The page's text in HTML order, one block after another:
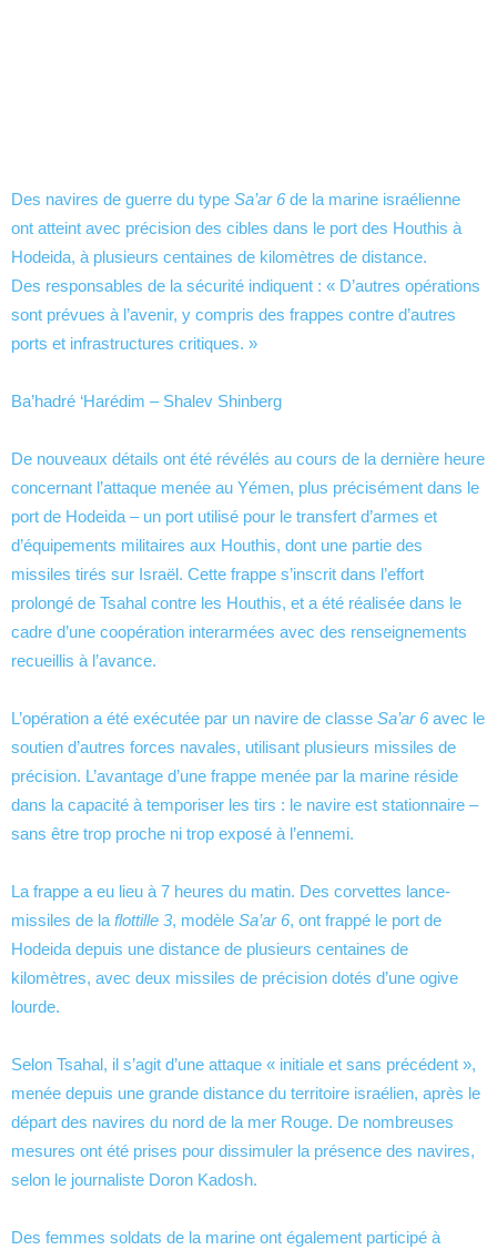
Des navires de guerre du type Sa’ar 6de la marine israélienne
ont atteint avec précision des cibles dans le port des Houthis à
Hodeida, à plusieurs centaines de kilomètres de distance.
Des responsables de la sécurité indiquent : « D’autres opérations
sont prévues à l’avenir, y compris des frappes contre d’autres
ports et infrastructures critiques. »
Ba’hadré ‘Harédim – Shalev Shinberg
De nouveaux détails ont été révélés au cours de la dernière heure
concernant l’attaque menée au Yémen, plus précisément dans le
port de Hodeida – un port utilisé pour le transfert d’armes et
d’équipements militaires aux Houthis, dont une partie des
missiles tirés sur Israël. Cette frappe s’inscrit dans l’effort
prolongé de Tsahal contre les Houthis, et a été réalisée dans le
cadre d’une coopération interarmées avec des renseignements
recueillis à l’avance.
L’opération a été exécutée par un navire de classe Sa’ar 6avec le
soutien d’autres forces navales, utilisant plusieurs missiles de
précision. L’avantage d’une frappe menée par la marine réside
dans la capacité à temporiser les tirs : le navire est stationnaire –
sans être trop proche ni trop exposé à l’ennemi.
La frappe a eu lieu à 7 heures du matin. Des corvettes lance-
missiles de la flottille 3, modèle Sa’ar 6, ont frappé le port de
Hodeida depuis une distance de plusieurs centaines de
kilomètres, avec deux missiles de précision dotés d’une ogive
lourde.
Selon Tsahal, il s’agit d’une attaque « initiale et sans précédent »,
menée depuis une grande distance du territoire israélien, après le
départ des navires du nord de la mer Rouge. De nombreuses
mesures ont été prises pour dissimuler la présence des navires,
selon le journaliste Doron Kadosh.
Des femmes soldats de la marine ont également participé à